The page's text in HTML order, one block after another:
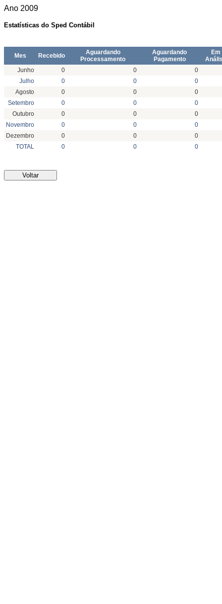
Ano 2009
Estatísticas do Sped Contábil
Mes Recebido
Aguardando
Processamento
Aguardando
Pagamento
Em
Junho
0 0
0
Julho
0 0
0
Agosto
0 0
0
Setembro
0 0
0
Outubro
0 0
0
Novembro
0 0
0
Dezembro
0 0
0
TOTAL
0 0 0